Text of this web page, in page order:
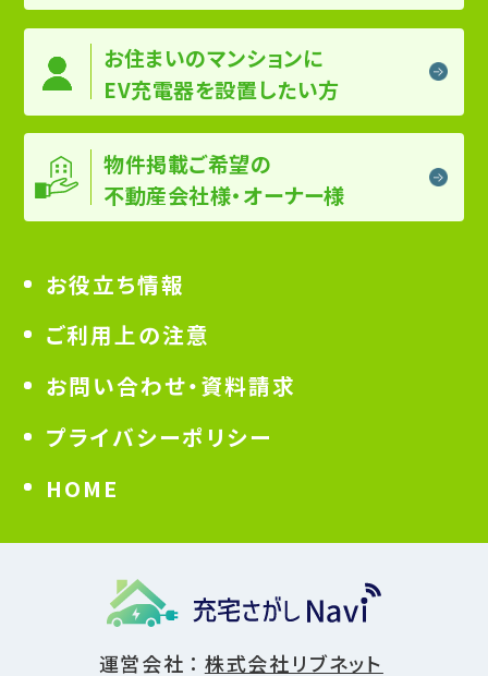
お住まいのマンションに
EV充電器を設置したい方
物件掲載ご希望の
不動産会社様・オーナー様
お役立ち情報
ご利用上の注意
お問い合わせ・資料請求
プライバシーポリシー
HOME
運営会社 株式会社リブネット